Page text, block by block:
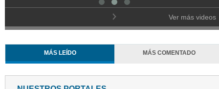
Ver más videos
MÁS LEÍDO MÁS COMENTADO